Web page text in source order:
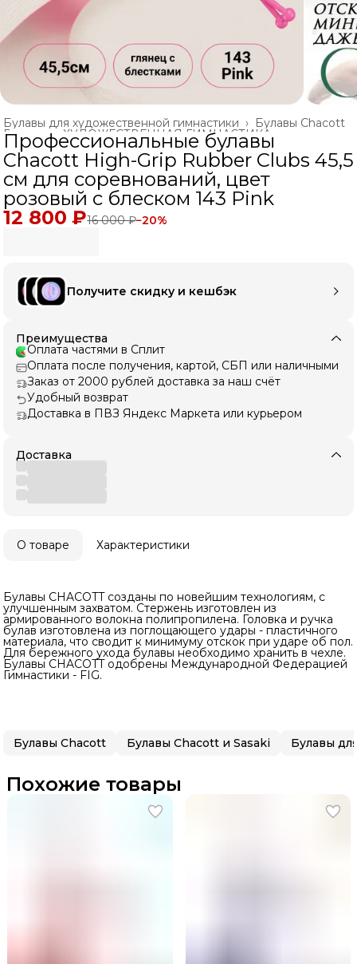
Булавы Chacott
Булавы для художественной гимнастики ›
ХУДОЖЕСТВЕННАЯ ГИМНАСТИКА
Главная ›
Профессиональные булавы
Chacott High-Grip Rubber Clubs 45,5
см для соревнований, цвет
розовый с блеском 143 Pink
12 800 ₽16 000 ₽−20%
Получите скидку и кешбэк
Преимущества
Оплата частями в Сплит
Оплата после получения, картой, СБП или наличными
Заказ от 2000 рублей доставка за наш счёт
Удобный возврат
Доставка в ПВЗ Яндекс Маркета или курьером
Доставка
О товаре Характеристики
Булавы CHACOTT созданы по новейшим технологиям, с
улучшенным захватом. Стержень изготовлен из
армированного волокна полипропилена. Головка и ручка
булав изготовлена из поглощающего удары - пластичного
материала, что сводит к минимуму отскок при ударе об пол.
Для бережного ухода булавы необходимо хранить в чехле.
Булавы CHACOTT одобрены Международной Федерацией
Гимнастики - FIG.
Булавы Chacott Булавы Chacott и Sasaki
Похожие товары